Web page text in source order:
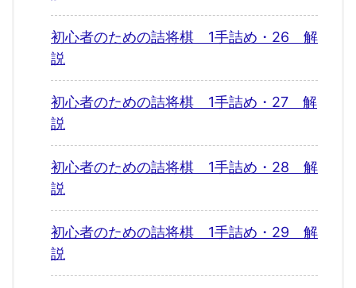
初心者のための詰将棋 1手詰め・26 解
説
初心者のための詰将棋 1手詰め・27 解
説
初心者のための詰将棋 1手詰め・28 解
説
初心者のための詰将棋 1手詰め・29 解
説